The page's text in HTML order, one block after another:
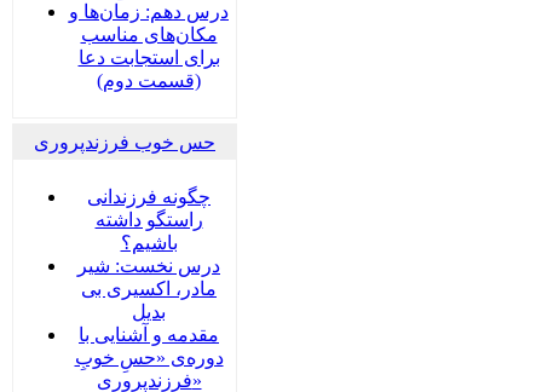
درس دهم: زمان‌ها و
مکان‌های مناسب
برای استجابت دعا
(قسمت دوم)
حس خوب فرزندپروری
چگونه فرزندانی
راستگو داشته
باشیم؟
درس نخست: شیر
مادر، اکسیری بی
بدیل
مقدمه و آشنایی با
دوره‌ی «حسِ خوبِ
فرزندپروری»